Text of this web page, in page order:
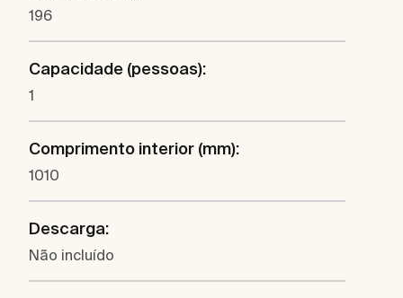
196
Capacidade (pessoas):
1
Comprimento interior (mm):
1010
Descarga:
Não incluído